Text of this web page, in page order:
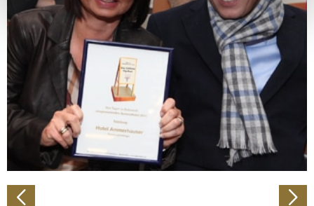
bestimmten Merkmalen (Fingerprinting) identifizieren
Erfahren Sie mehr darüber, wie Ihre persönlichen Daten
verarbeitet werden, und legen Sie Ihre Präferenzen im
Abschnitt Einzelheitenfest.
Wir verwenden Cookies, um Inhalte und Anzeigen zu
personalisieren, Funktionen für soziale Medien anbieten
zu können und die Zugriffe auf unsere Website zu
analysieren. Außerdem geben wir Informationen zu Ihrer
Verwendung unserer Website an unsere Partner für
Partner führen diese Informationen möglicherweise mit